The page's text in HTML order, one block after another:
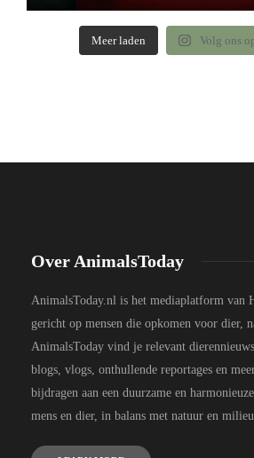
Meer laden Volg ons
Over AnimalsToday
AnimalsToday.nl is het mediaplatform van
gericht op mensen die opkomen voor dier,
AnimalsToday vind je relevant
blogs, vlogs, onthullende reportages en
bijdragen aan een duurzame en
mens en dier, in balans met natuur en milieu.